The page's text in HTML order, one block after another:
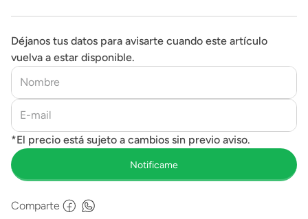
Déjanos tus datos para avisarte cuando este artículo
vuelva a estar disponible.
Comparte